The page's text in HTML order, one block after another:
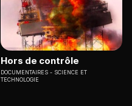
Hors de contrôle
DOCUMENTAIRES
SCIENCE ET
TECHNOLOGIE